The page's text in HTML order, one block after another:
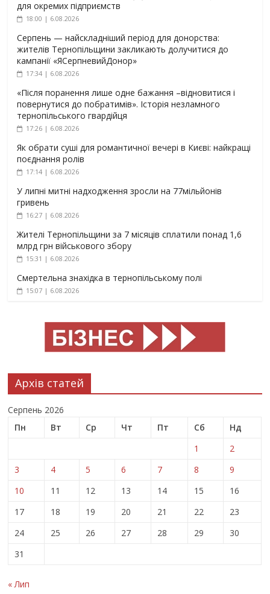
для окремих підприємств
18:00 | 6.08.2026
Серпень — найскладніший період для донорства:
жителів Тернопільщини закликають долучитися до
кампанії «ЯСерпневийДонор»
17:34 | 6.08.2026
«Після поранення лише одне бажання –відновитися і
повернутися до побратимів». Історія незламного
тернопільського гвардійця
17:26 | 6.08.2026
Як обрати суші для романтичної вечері в Києві: найкращі
поєднання ролів
17:14 | 6.08.2026
У липні митні надходження зросли на 77мільйонів
гривень
16:27 | 6.08.2026
Жителі Тернопільщини за 7 місяців сплатили понад 1,6
млрд грн військового збору
15:31 | 6.08.2026
Смертельна знахідка в тернопільському полі
15:07 | 6.08.2026
Архів статей
Серпень 2026
Пн
Вт Ср Чт Пт Сб
Нд
1
2
3
4 5 6 7 8
9
10
11 12 13 14 15
16
17
18 19 20 21 22
23
24
25 26 27 28 29
30
31
« Лип